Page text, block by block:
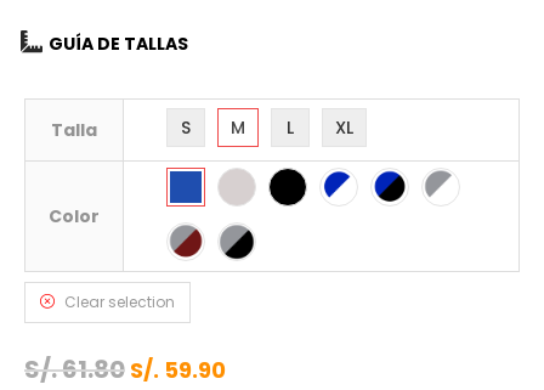
GUÍA DE TALLAS
Talla S M L XL
Color
Clear selection
S/.61.80 S/. 59.90